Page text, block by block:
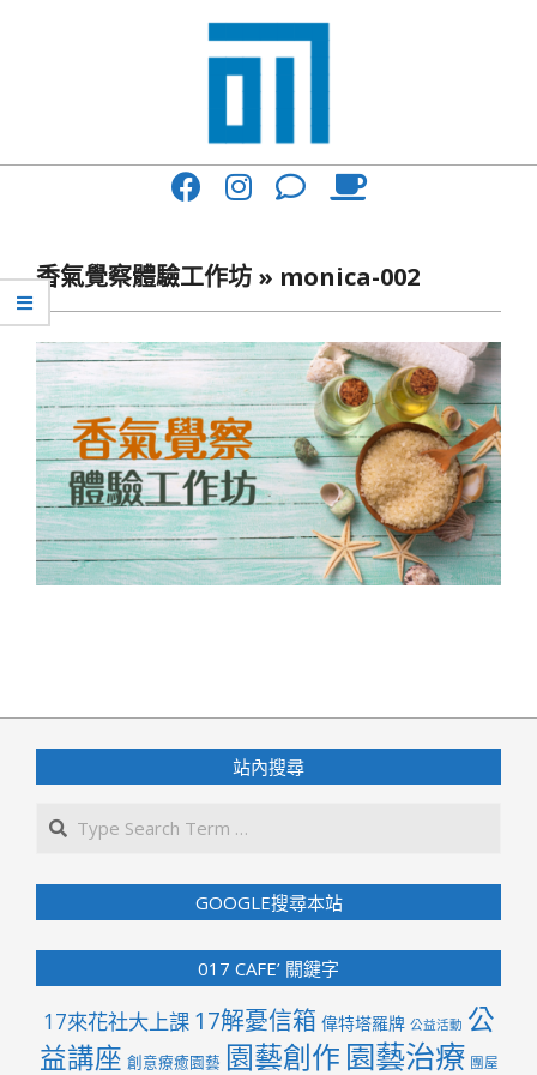
017
與
你
一
起
咖
啡
館
香氣覺察體驗工作坊 » monica-002
02-
08
站內搜尋
GOOGLE搜尋本站
017 CAFE’ 關鍵字
17來花社大上課 17解憂信箱 偉特塔羅牌 公益活動 公
益講座 創意療癒園藝 園藝創作 園藝治療 團屋